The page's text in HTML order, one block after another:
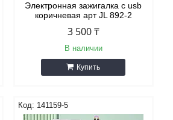
Электронная зажигалка с usb
коричневая арт JL 892-2
3 500 ₸
В наличии
Купить
141159-5